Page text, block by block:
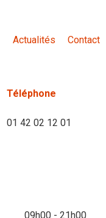
Actualités Contact
Téléphone
01 42 02 12 01
09h00 - 21h00